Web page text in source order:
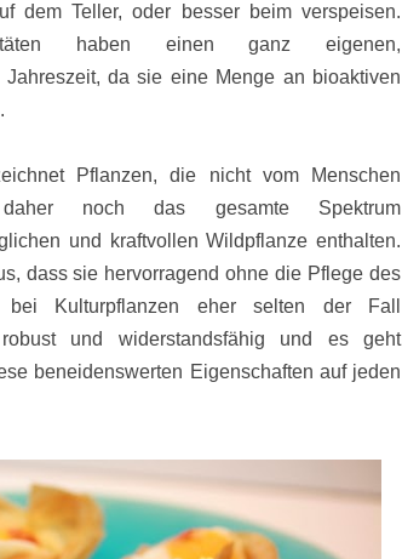
dem Teller, oder besser beim verspeisen.
haben einen ganz eigenen,
da sie eine Menge an bioaktiven
Pflanzen, die nicht vom Menschen
noch das gesamte Spektrum
und kraftvollen Wildpflanze enthalten.
dass sie hervorragend ohne die Pflege des
bei Kulturpflanzen eher selten der Fall
und widerstandsfähig und es geht
beneidenswerten Eigenschaften auf jeden